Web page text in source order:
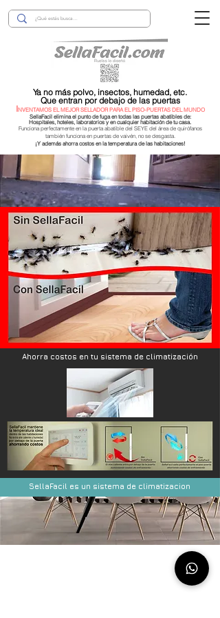
Ya no más polvo, insectos, humedad, etc.
Que entran por debajo de las puertas
INVENTAMOS EL MEJOR SELLADOR PARA EL PISO-PUERTAS DEL MUNDO
SellaFacil elimina el punto de fuga en todas las puertas abatibles de:
Hospitales, hoteles, laboratorios y en cualquier habitación de tu casa.
Funciona perfectamente en la puerta abatible del SEYE del área de quirófanos
también funciona en puertas de vaivén, no se desgasta.
¡Y además ahorra costos en la temperatura de las habitaciones!
Ahorra costos en tu sistema de climatización
SellaFacil es un sistema de climatizacion